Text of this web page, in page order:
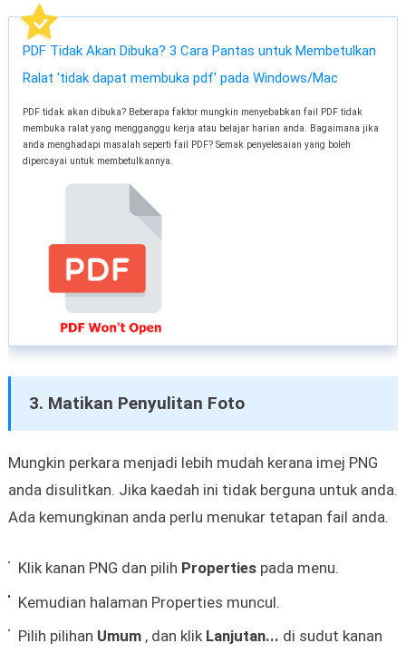
PDF Tidak Akan Dibuka? 3 Cara Pantas untuk Membetulkan
Ralat 'tidak dapat membuka pdf' pada Windows/Mac
PDF tidak akan dibuka? Beberapa faktor mungkin menyebabkan fail PDF tidak
membuka ralat yang mengganggu kerja atau belajar harian anda. Bagaimana jika
anda menghadapi masalah seperti fail PDF? Semak penyelesaian yang boleh
dipercayai untuk membetulkannya.
3. Matikan Penyulitan Foto
Mungkin perkara menjadi lebih mudah kerana imej PNG
anda disulitkan. Jika kaedah ini tidak berguna untuk anda.
Ada kemungkinan anda perlu menukar tetapan fail anda.
Klik kanan PNG dan pilih Properties pada menu.
Kemudian halaman Properties muncul.
Pilih pilihan Umum , dan klik Lanjutan... di sudut kanan